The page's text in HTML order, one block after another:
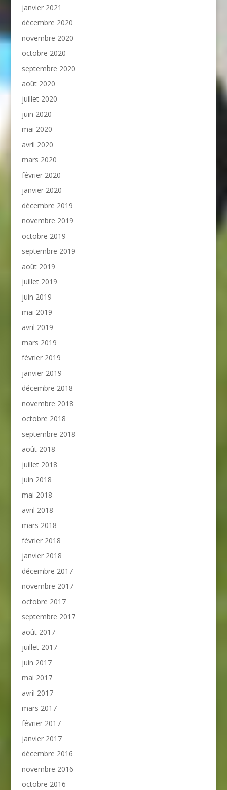
janvier 2021
décembre 2020
novembre 2020
octobre 2020
septembre 2020
août 2020
juillet 2020
juin 2020
mai 2020
avril 2020
mars 2020
février 2020
janvier 2020
décembre 2019
novembre 2019
octobre 2019
septembre 2019
août 2019
juillet 2019
juin 2019
mai 2019
avril 2019
mars 2019
février 2019
janvier 2019
décembre 2018
novembre 2018
octobre 2018
septembre 2018
août 2018
juillet 2018
juin 2018
mai 2018
avril 2018
mars 2018
février 2018
janvier 2018
décembre 2017
novembre 2017
octobre 2017
septembre 2017
août 2017
juillet 2017
juin 2017
mai 2017
avril 2017
mars 2017
février 2017
janvier 2017
décembre 2016
novembre 2016
octobre 2016